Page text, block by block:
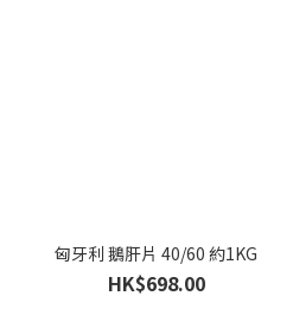
匈牙利 鵝肝片 40/60 約1KG
HK$698.00